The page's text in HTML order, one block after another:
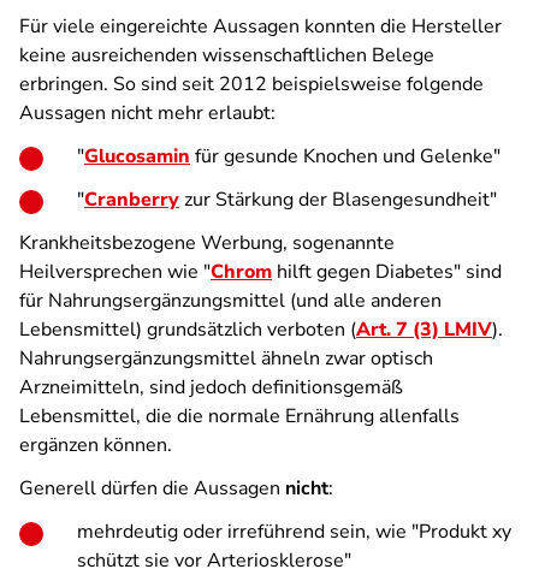
Für viele eingereichte Aussagen konnten die Hersteller
keine ausreichenden wissenschaftlichen Belege
erbringen. So sind seit 2012 beispielsweise folgende
Aussagen nicht mehr erlaubt:
"Glucosamin für gesunde Knochen und Gelenke"
"Cranberryzur Stärkung der Blasengesundheit"
Krankheitsbezogene Werbung, sogenannte
Heilversprechen wie "Chrom hilft gegen Diabetes" sind
für Nahrungsergänzungsmittel (und alle anderen
Lebensmittel) grundsätzlich verboten (Art. 7 (3) LMIV).
Nahrungsergänzungsmittel ähneln zwar optisch
Arzneimitteln, sind jedoch definitionsgemäß
Lebensmittel, die die normale Ernährung allenfalls
ergänzen können.
Generell dürfen die Aussagen nicht:
mehrdeutig oder irreführend sein, wie "Produkt xy
schützt sie vor Arteriosklerose"